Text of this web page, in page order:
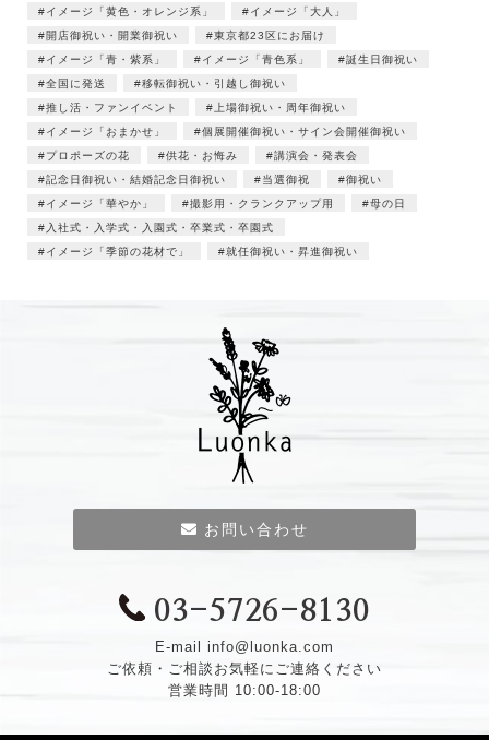
イメージ「黄色・オレンジ系」
イメージ「大人」
開店御祝い・開業御祝い
東京都23区にお届け
イメージ「青・紫系」
イメージ「青色系」
誕生日御祝い
全国に発送
移転御祝い・引越し御祝い
推し活・ファンイベント
上場御祝い・周年御祝い
イメージ「おまかせ」
個展開催御祝い・サイン会開催御祝い
プロポーズの花
供花・お悔み
講演会・発表会
記念日御祝い・結婚記念日御祝い
当選御祝
御祝い
イメージ「華やか」
撮影用・クランクアップ用
母の日
入社式・入学式・入園式・卒業式・卒園式
イメージ「季節の花材で」
就任御祝い・昇進御祝い
お問い合わせ
03-5726-8130
E-mail info@luonka.com
ご依頼・ご相談お気軽にご連絡ください
営業時間 10:00-18:00